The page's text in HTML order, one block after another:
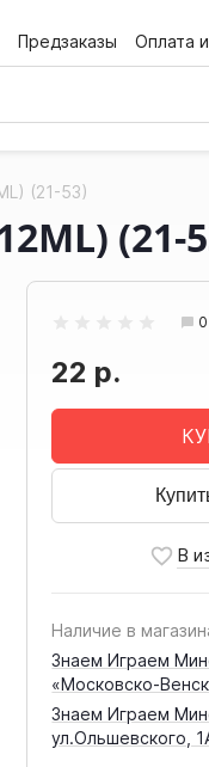
Предзаказы Оплата
(21-53)
(21-
0
22 р.
Наличие в
Знаем Играем
«Московско-
Знаем Играем
ул.Ольшевского,